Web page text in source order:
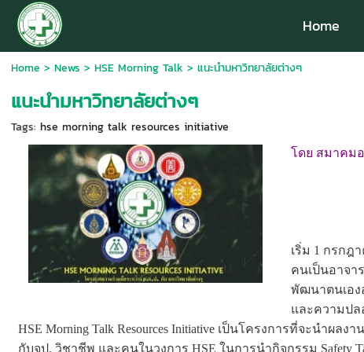
Home
Home > News > HSE Morning Talk > แนะนำมหาวิทยาลัยต่างๆ
แนะนำมหาวิทยาลัยต่างๆ
Tags: hse morning talk resources initiative
โดย สมาคม
เริ่ม 1 กรก
คนเป็นอาจา
พัฒนาตนเอง
และความปล
HSE Morning Talk Resources Initiative เป็นโครงการที่จะนำผลงา
กับจป. วิชาชีพ และคนในวงการ HSE ในการนำกิจกรรม Safety